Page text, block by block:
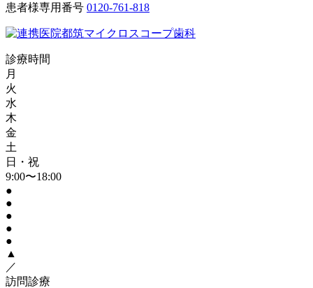
患者様専用番号 0120-761-818
診療時間
月
火
水
木
金
土
日・祝
9:00〜18:00
●
●
●
●
●
▲
／
訪問診療